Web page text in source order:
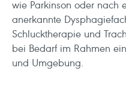
wie Parkinson oder nach
anerkannte
Schlucktherapie und
bei Bedarf im Rahmen
und Umgebung.